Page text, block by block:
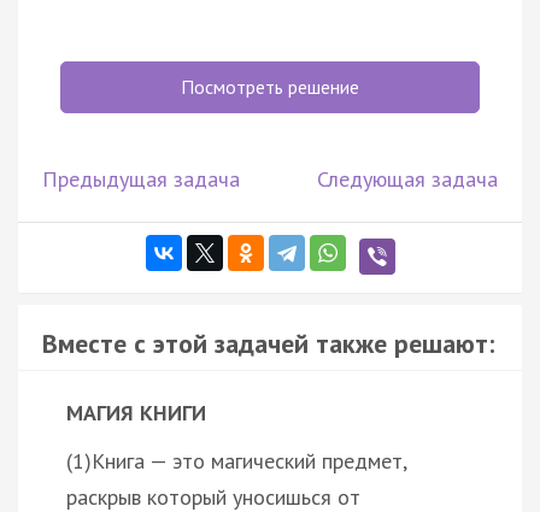
Посмотреть решение
Предыдущая задача Следующая задача
Вместе с этой задачей также решают:
МАГИЯ КНИГИ
(1)Книга — это магический предмет,
раскрыв который уносишься от